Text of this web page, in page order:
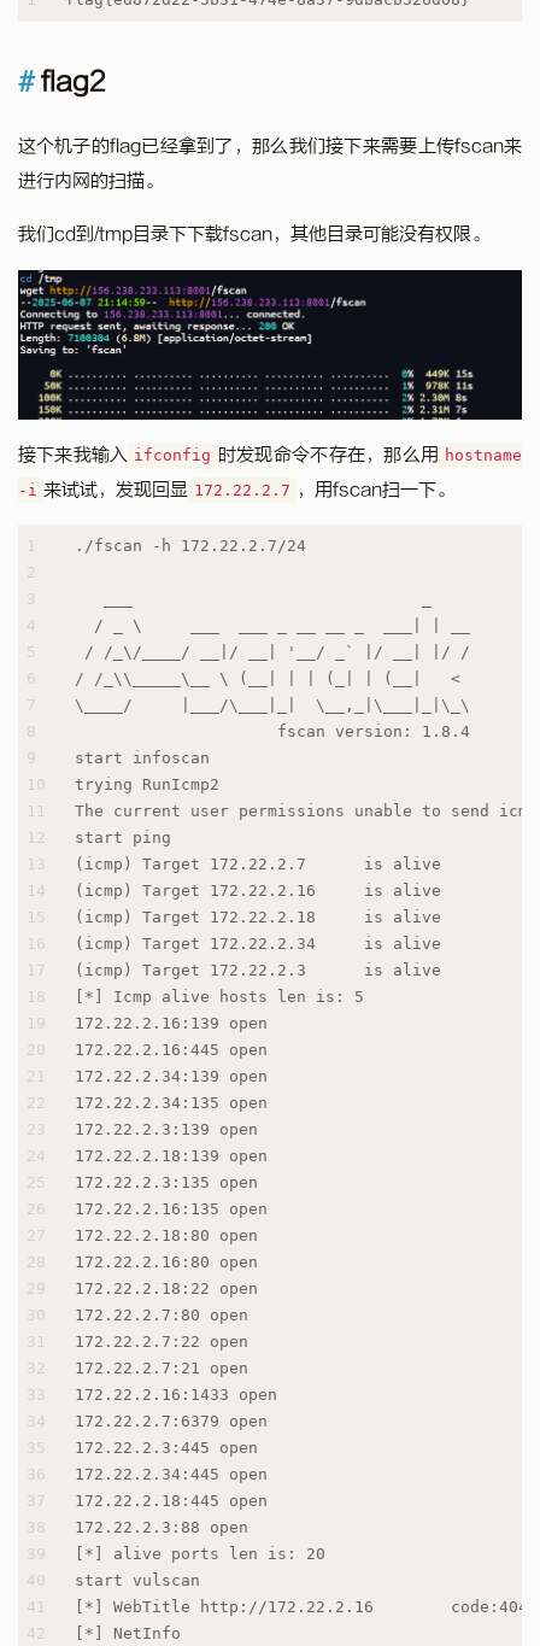
flag2
这个机子的flag已经拿到了，那么我们接下来需要上传fscan来
进行内网的扫描。
我们cd到/tmp目录下下载fscan，其他目录可能没有权限。
接下来我输入 ifconfig 时发现命令不存在，那么用 hostname
-i 来试试，发现回显 172.22.2.7 ，用fscan扫一下。
1
2
3
4
5
6
7
8
9
10
11
12
13
14
15
16
17
18
19
20
21
22
23
24
25
26
27
28
29
30
31
32
33
34
35
36
37
38
39
40
41
42
./fscan -h 172.22.2.7/24
  / _ \     ___  ___ _ __ __ _  ___| | __
/ /_\/____/ __|/ __| '__/ _` |/ __| |/ /
/ /_\\_____\__ \ (__| | | (_| | (__|   <
\____/     |___/\___|_|  \__,_|\___|_|\_\
                     fscan version: 1.8.4
start infoscan
trying RunIcmp2
The current user permissions unable to send
start ping
(icmp) Target 172.22.2.7      is alive
(icmp) Target 172.22.2.16     is alive
(icmp) Target 172.22.2.18     is alive
(icmp) Target 172.22.2.34     is alive
(icmp) Target 172.22.2.3      is alive
[*] Icmp alive hosts len is: 5
172.22.2.16:139 open
172.22.2.16:445 open
172.22.2.34:139 open
172.22.2.34:135 open
172.22.2.3:139 open
172.22.2.18:139 open
172.22.2.3:135 open
172.22.2.16:135 open
172.22.2.18:80 open
172.22.2.16:80 open
172.22.2.18:22 open
172.22.2.7:80 open
172.22.2.7:22 open
172.22.2.7:21 open
172.22.2.16:1433 open
172.22.2.7:6379 open
172.22.2.3:445 open
172.22.2.34:445 open
172.22.2.18:445 open
172.22.2.3:88 open
[*] alive ports len is: 20
start vulscan
[*] WebTitle http://172.22.2.16
[*] NetInfo